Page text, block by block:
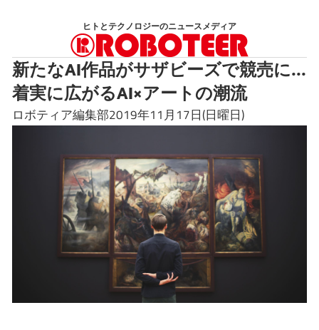
ン
ツ
へ
ヒトとテクノロジーのニュースメディア
新たなAI作品がサザビーズで競売に...
着実に広がるAI×アートの潮流
ロボティア編集部2019年11月17日(日曜日)